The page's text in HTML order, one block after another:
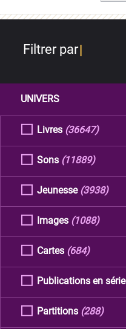
Filtrer par
UNIVERS
Livres (36647)
Sons (11889)
Jeunesse (3938)
Images (1088)
Cartes (684)
Publications en série
Partitions (288)